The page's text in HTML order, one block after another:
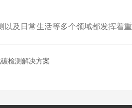
日常生活等多个领域都发挥着重
检测解决方案